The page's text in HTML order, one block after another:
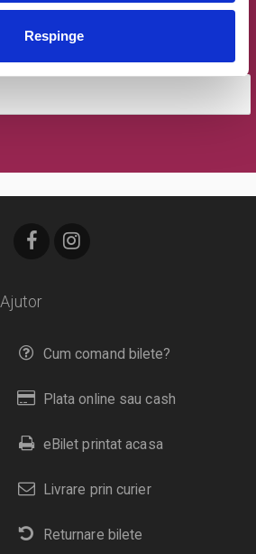
Respinge
evenimente.
Ajutor
Cum comand bilete?
Plata online sau cash
eBilet printat acasa
Livrare prin curier
Returnare bilete